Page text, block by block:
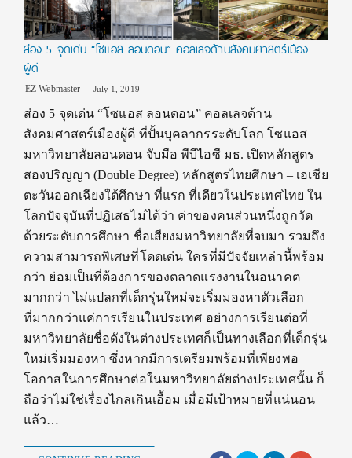
ส่อง 5 จุดเด่น “โซแอส ลอนดอน” คอลเลจด้านสังคมศาสตร์เมือง
ผู้ดี
EZ Webmaster July 1, 2019
ส่อง 5 จุดเด่น “โซแอส ลอนดอน” คอลเลจด้าน
สังคมศาสตร์เมืองผู้ดี ที่ปั้นบุคลากรระดับโลก โซแอส
มหาวิทยาลัยลอนดอน จับมือ พีบีไอซี มธ. เปิดหลักสูตร
สองปริญญา (Double Degree) หลักสูตรไทยศึกษา – เอเชีย
ตะวันออกเฉียงใต้ศึกษา ที่แรก ที่เดียวในประเทศไทย ใน
โลกปัจจุบันที่ปฏิเสธไม่ได้ว่า ค่าของคนส่วนหนึ่งถูกวัด
ด้วยระดับการศึกษา ชื่อเสียงมหาวิทยาลัยที่จบมา รวมถึง
ความสามารถพิเศษที่โดดเด่น ใครที่มีปัจจัยเหล่านี้พร้อม
กว่า ย่อมเป็นที่ต้องการของตลาดแรงงานในอนาคต
มากกว่า ไม่แปลกที่เด็กรุ่นใหม่จะเริ่มมองหาตัวเลือก
ที่มากกว่าแค่การเรียนในประเทศ อย่างการเรียนต่อที่
มหาวิทยาลัยชื่อดังในต่างประเทศก็เป็นทางเลือกที่เด็กรุ่น
ใหม่เริ่มมองหา ซึ่งหากมีการเตรียมพร้อมที่เพียงพอ
โอกาสในการศึกษาต่อในมหาวิทยาลัยต่างประเทศนั้น ก็
ถือว่าไม่ใช่เรื่องไกลเกินเอื้อม เมื่อมีเป้าหมายที่แน่นอน
แล้ว…